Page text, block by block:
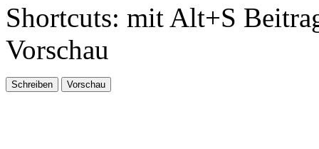
Shortcuts: mit Alt+S
Vorschau